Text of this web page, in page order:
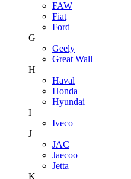
FAW
Fiat
Ford
G
Geely
Great Wall
H
Haval
Honda
Hyundai
I
Iveco
J
JAC
Jaecoo
Jetta
K